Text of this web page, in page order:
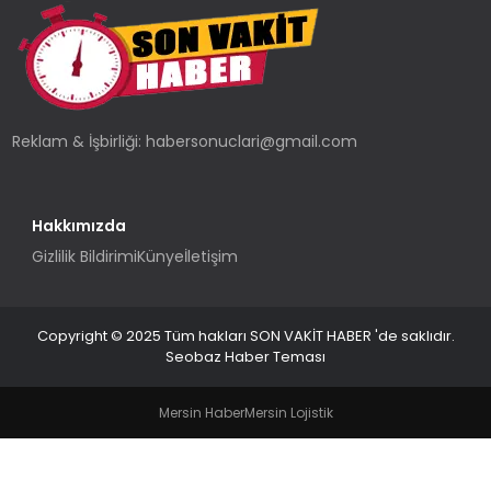
TEKNOLOJI
YAŞAM
Reklam & İşbirliği:habersonuclari@gmail.com
Hakkımızda
Gizlilik BildirimiKünyeİletişim
Copyright © 2025 Tüm hakları SON VAKİT HABER 'de saklıdır.
Seobaz Haber Teması
Mersin HaberMersin Lojistik